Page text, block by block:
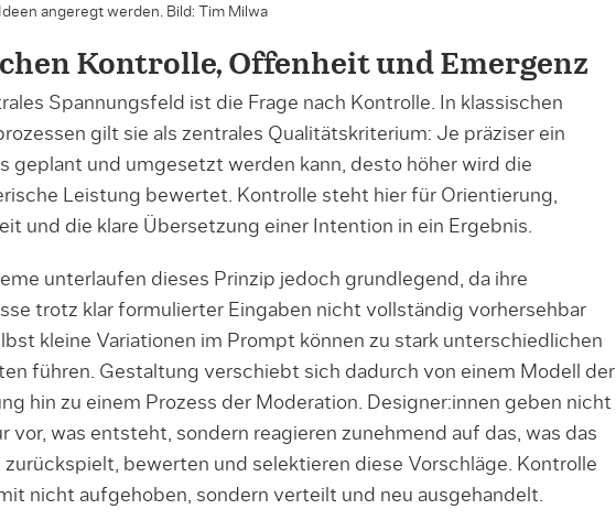
angeregt werden. Bild: Tim Milwa
Kontrolle, Offenheit und Emergenz
Spannungsfeld ist die Frage nach Kontrolle. In klassischen
gilt sie als zentrales Qualitätskriterium: Je präziser ein
geplant und umgesetzt werden kann, desto höher wird die
Leistung bewertet. Kontrolle steht hier für Orientierung,
und die klare Übersetzung einer Intention in ein Ergebnis.
unterlaufen dieses Prinzip jedoch grundlegend, da ihre
trotz klar formulierter Eingaben nicht vollständig vorhersehbar
kleine Variationen im Prompt können zu stark unterschiedlichen
führen. Gestaltung verschiebt sich dadurch von einem Modell der
hin zu einem Prozess der Moderation. Designer:innen geben nicht
vor, was entsteht, sondern reagieren zunehmend auf das, was das
bewerten und selektieren diese Vorschläge. Kontrolle
nicht aufgehoben, sondern verteilt und neu ausgehandelt.